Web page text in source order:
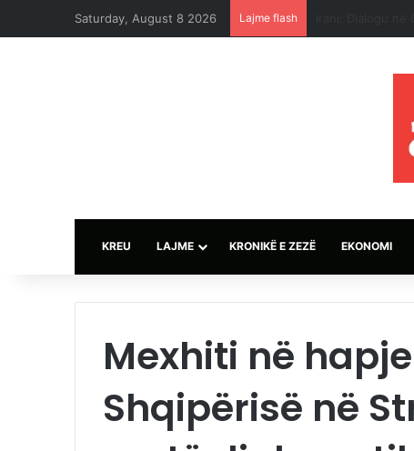
Saturday, August 8 2026 Lajme flash
KREU LAJME KRONIKË E ZEZË EKONOMI
Mexhiti në
Shqipërisë në